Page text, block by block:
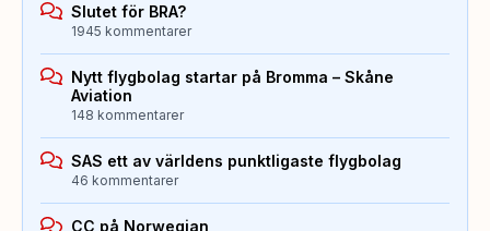
Slutet för BRA?
1945 kommentarer
Nytt flygbolag startar på Bromma – Skåne
Aviation
148 kommentarer
SAS ett av världens punktligaste flygbolag
46 kommentarer
CC på Norwegian